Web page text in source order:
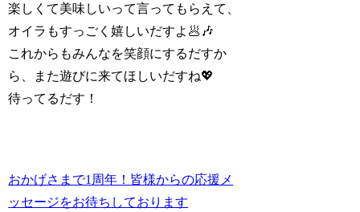
楽しくて美味しいって言ってもらえて、
オイラもすっごく嬉しいだすよ🥟🎶
これからもみんなを笑顔にするだすか
ら、また遊びに来てほしいだすね💖
待ってるだす！
おかげさまで1周年！皆様からの応援メ
ッセージをお待ちしております